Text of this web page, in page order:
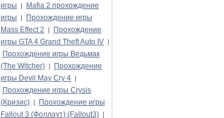
игры
|
Mafia 2 прохождение
игры
|
Прохождение игры
Mass Effect 2
|
Прохождение
игры GTA 4 Grand Theft Auto IV |
Прохождение игры Ведьмак
(The Witcher) |
Прохождение
игры Devil May Cry 4 |
Прохождение игры Crysis
(Кризис) |
Прохождение игры
Fallout 3 (Фоллаут) (Fallout3) |